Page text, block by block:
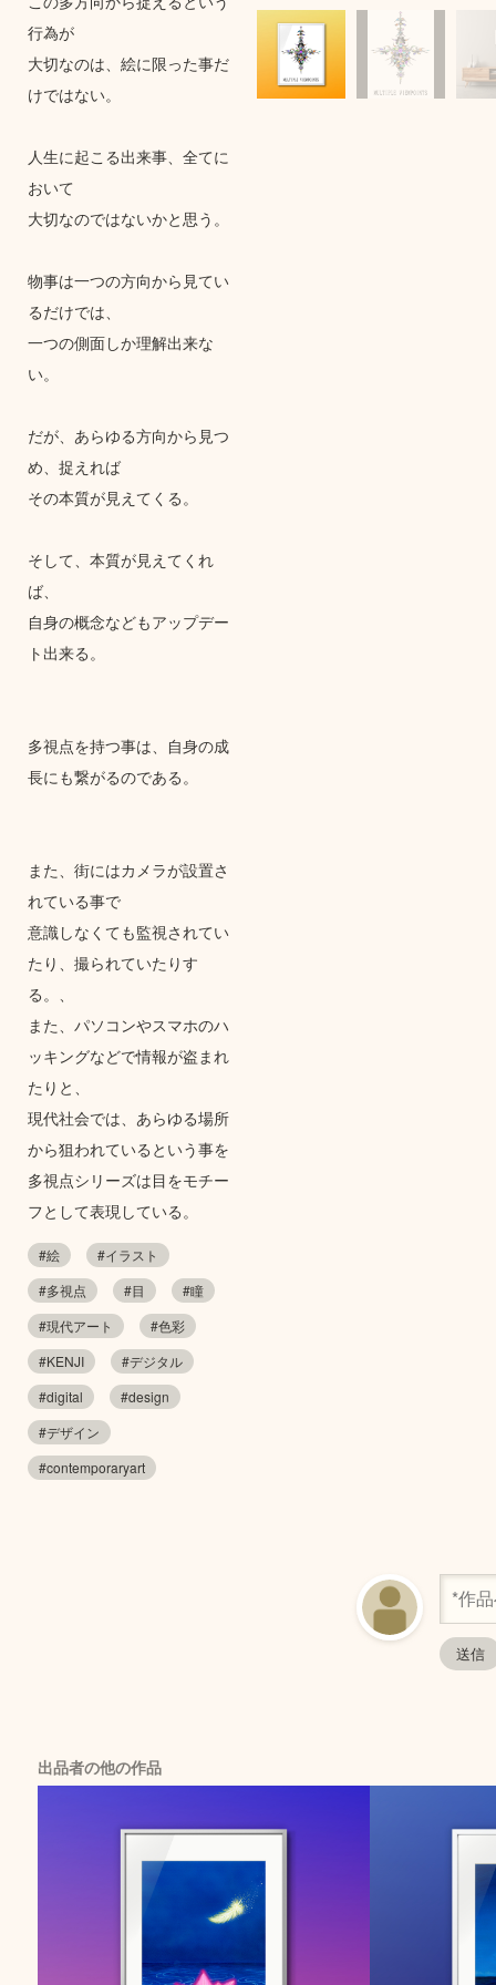
行為が
大切なのは、絵に限った事だ
けではない。
人生に起こる出来事、全てに
おいて
大切なのではないかと思う。
物事は一つの方向から見てい
るだけでは、
一つの側面しか理解出来な
い。
だが、あらゆる方向から見つ
め、捉えれば
その本質が見えてくる。
そして、本質が見えてくれ
ば、
自身の概念などもアップデー
ト出来る。
多視点を持つ事は、自身の成
長にも繋がるのである。
また、街にはカメラが設置さ
れている事で
意識しなくても監視されてい
たり、撮られていたりす
る。、
また、パソコンやスマホのハ
ッキングなどで情報が盗まれ
たりと、
現代社会では、あらゆる場所
から狙われているという事を
多視点シリーズは目をモチー
フとして表現している。
#絵
#イラスト
#多視点
#目
#瞳
#現代アート
#色彩
#KENJI
#デジタル
#digital
#design
#デザイン
#contemporaryart
出品者の他の作品